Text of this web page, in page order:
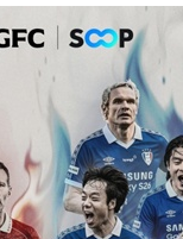
라이프 포토